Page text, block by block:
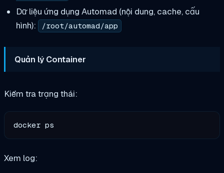
Dữ liệu ứng dụng Automad (nội dung, cache, cấu
hình):
/root/automad/app
Quản lý Container
Kiểm tra trạng thái:
Xem log: